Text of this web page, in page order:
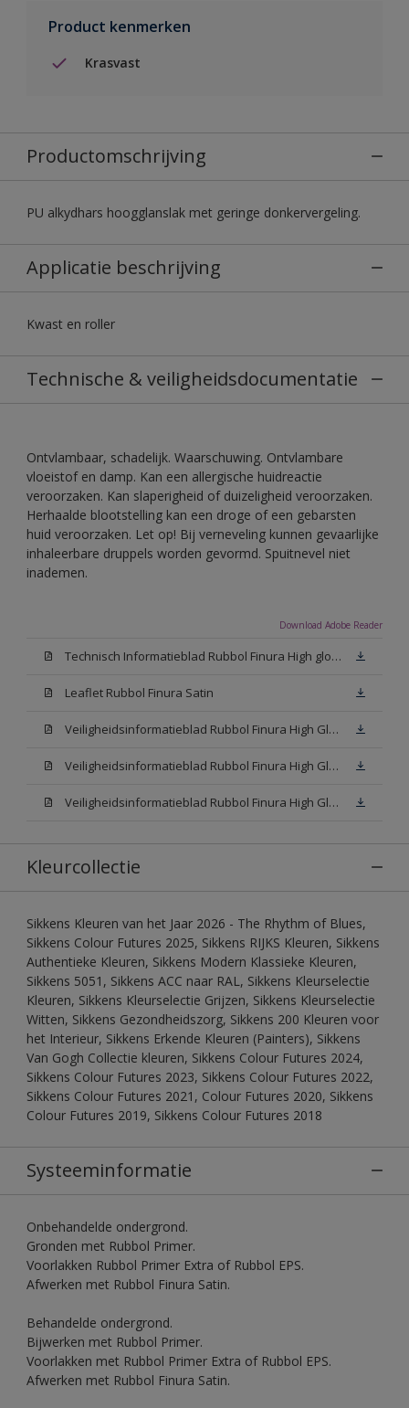
Product kenmerken
Krasvast
Productomschrijving
PU alkydhars hoogglanslak met geringe donkervergeling.
Applicatie beschrijving
Kwast en roller
Technische & veiligheidsdocumentatie
Ontvlambaar, schadelijk. Waarschuwing. Ontvlambare
vloeistof en damp. Kan een allergische huidreactie
veroorzaken. Kan slaperigheid of duizeligheid veroorzaken.
Herhaalde blootstelling kan een droge of een gebarsten
huid veroorzaken. Let op! Bij verneveling kunnen gevaarlijke
inhaleerbare druppels worden gevormd. Spuitnevel niet
inademen.
Download Adobe Reader
Technisch Informatieblad Rubbol Finura High gloss (PDF)
Leaflet Rubbol Finura Satin
Veiligheidsinformatieblad Rubbol Finura High Gloss W05 (MSDS)
Veiligheidsinformatieblad Rubbol Finura High Gloss White (MSDS)
Veiligheidsinformatieblad Rubbol Finura High Gloss N00 (MSDS)
Kleurcollectie
Sikkens Kleuren van het Jaar 2026 - The Rhythm of Blues,
Sikkens Colour Futures 2025, Sikkens RIJKS Kleuren, Sikkens
Authentieke Kleuren, Sikkens Modern Klassieke Kleuren,
Sikkens 5051, Sikkens ACC naar RAL, Sikkens Kleurselectie
Kleuren, Sikkens Kleurselectie Grijzen, Sikkens Kleurselectie
Witten, Sikkens Gezondheidszorg, Sikkens 200 Kleuren voor
het Interieur, Sikkens Erkende Kleuren (Painters), Sikkens
Van Gogh Collectie kleuren, Sikkens Colour Futures 2024,
Sikkens Colour Futures 2023, Sikkens Colour Futures 2022,
Sikkens Colour Futures 2021, Colour Futures 2020, Sikkens
Colour Futures 2019, Sikkens Colour Futures 2018
Systeeminformatie
Onbehandelde ondergrond.
Gronden met Rubbol Primer.
Voorlakken Rubbol Primer Extra of Rubbol EPS.
Afwerken met Rubbol Finura Satin.
Behandelde ondergrond.
Bijwerken met Rubbol Primer.
Voorlakken met Rubbol Primer Extra of Rubbol EPS.
Afwerken met Rubbol Finura Satin.